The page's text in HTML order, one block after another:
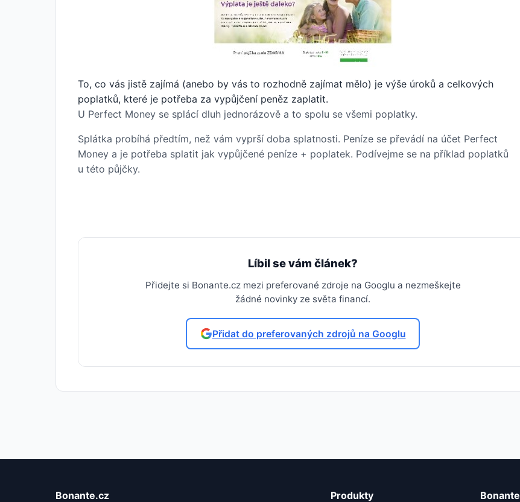
To, co vás jistě zajímá (anebo by vás to rozhodně zajímat mělo) je výše úroků a celkových
poplatků, které je potřeba za vypůjčení peněz zaplatit.
U Perfect Money se splácí dluh jednorázově a to spolu se všemi poplatky.
Splátka probíhá předtím, než vám vyprší doba splatnosti. Peníze se převádí na účet Perfect
Money a je potřeba splatit jak vypůjčené peníze + poplatek. Podívejme se na příklad poplatků
u této půjčky.
Líbil se vám článek?
Přidejte si Bonante.cz mezi preferované zdroje na Googlu a nezmeškejte
žádné novinky ze světa financí.
Přidat do preferovaných zdrojů na Googlu
Bonante.cz Produkty Bonante